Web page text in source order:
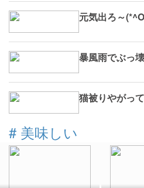
元気出ろ～
暴風雨でぶっ
猫被りやがって
# 美味しい